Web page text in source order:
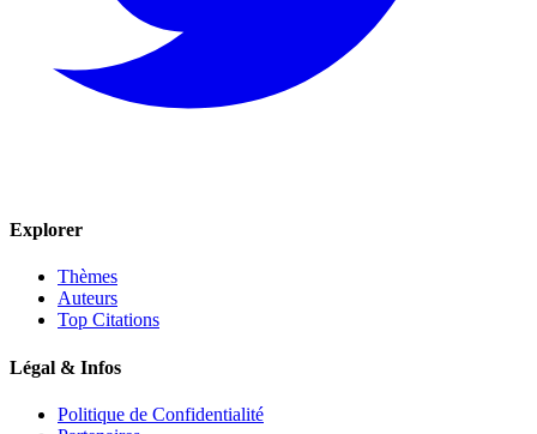
Explorer
Thèmes
Auteurs
Top Citations
Légal & Infos
Politique de Confidentialité